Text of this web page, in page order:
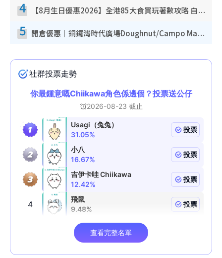
4 【8月生日優惠2026】全港85大食買玩著數攻略 自助餐/火鍋放題同行免費＋誠品/DONKI送現金券
5 開倉優惠｜銅鑼灣時代廣場Doughnut/Campo Marzio開倉低至1折！背囊、書包、手袋劈價$200起